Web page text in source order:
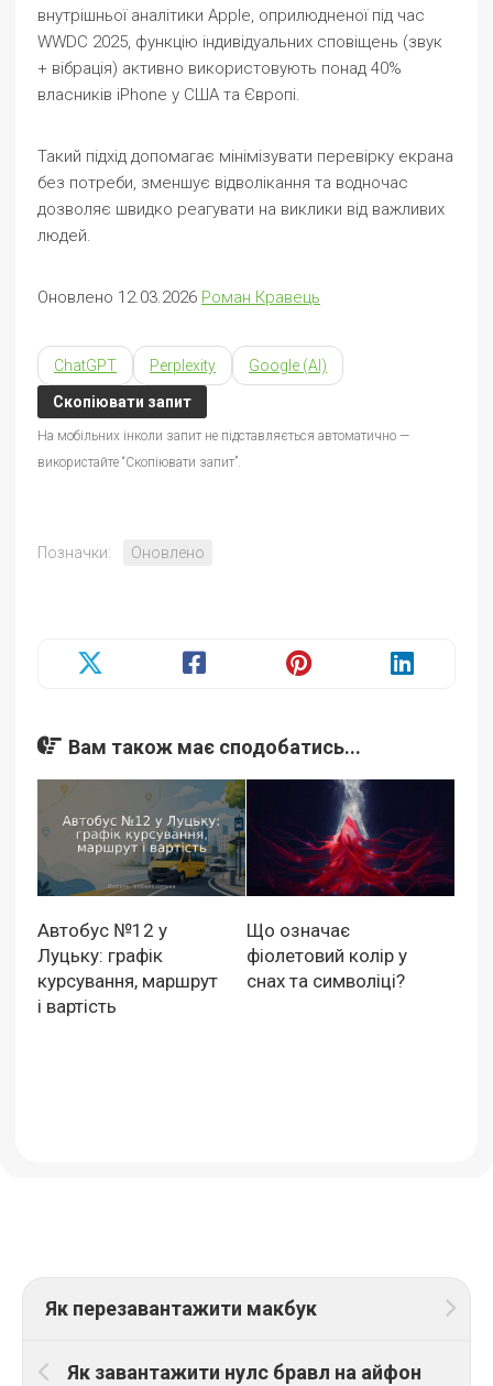
внутрішньої аналітики Apple, оприлюдненої під час
WWDC 2025, функцію індивідуальних сповіщень (звук
+ вібрація) активно використовують понад 40%
власників iPhone у США та Європі.
Такий підхід допомагає мінімізувати перевірку екрана
без потреби, зменшує відволікання та водночас
дозволяє швидко реагувати на виклики від важливих
людей.
Оновлено 12.03.2026 Роман Кравець
ChatGPT Perplexity Google (AI)
Скопіювати запит
На мобільних інколи запит не підставляється автоматично —
використайте “Скопіювати запит”.
Позначки: Оновлено
Вам також має сподобатись...
Автобус №12 у
Луцьку: графік
курсування, маршрут
і вартість
Що означає
фіолетовий колір у
снах та символіці?
Як перезавантажити макбук
Як завантажити нулс бравл на айфон